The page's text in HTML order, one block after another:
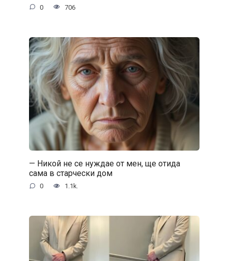
0 706
— Никой не се нуждае от мен, ще отида
сама в старчески дом
0 1.1k.